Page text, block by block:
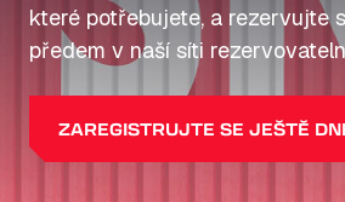
které potřebujete, a rezervujte
předem v naší síti
ZAREGISTRUJTE SE JEŠTĚ